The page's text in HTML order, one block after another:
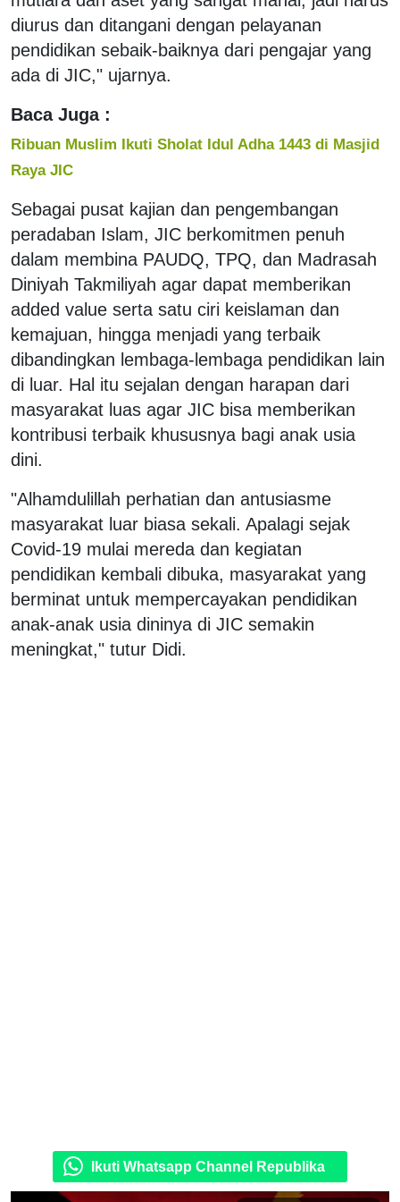
diurus dan ditangani dengan pelayanan
pendidikan sebaik-baiknya dari pengajar yang
ada di JIC," ujarnya.
Baca Juga :
Ribuan Muslim Ikuti Sholat Idul Adha 1443 di Masjid
Raya JIC
Sebagai pusat kajian dan pengembangan
peradaban Islam, JIC berkomitmen penuh
dalam membina PAUDQ, TPQ, dan Madrasah
Diniyah Takmiliyah agar dapat memberikan
added value serta satu ciri keislaman dan
kemajuan, hingga menjadi yang terbaik
dibandingkan lembaga-lembaga pendidikan lain
di luar. Hal itu sejalan dengan harapan dari
masyarakat luas agar JIC bisa memberikan
kontribusi terbaik khususnya bagi anak usia
dini.
"Alhamdulillah perhatian dan antusiasme
masyarakat luar biasa sekali. Apalagi sejak
Covid-19 mulai mereda dan kegiatan
pendidikan kembali dibuka, masyarakat yang
berminat untuk mempercayakan pendidikan
anak-anak usia dininya di JIC semakin
meningkat," tutur Didi.
Ikuti Whatsapp Channel Republika